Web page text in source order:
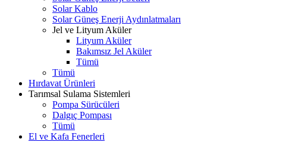
Solar Kablo
Solar Güneş Enerji Aydınlatmaları
Jel ve Lityum Aküler
Lityum Aküler
Bakımsız Jel Aküler
Tümü
Tümü
Hırdavat Ürünleri
Tarımsal Sulama Sistemleri
Pompa Sürücüleri
Dalgıç Pompası
Tümü
El ve Kafa Fenerleri